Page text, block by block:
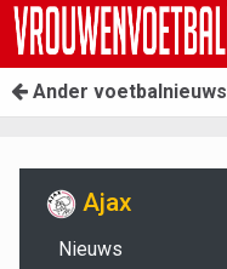
Ander voetbalnieuws
Ajax
Nieuws